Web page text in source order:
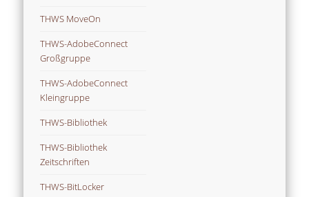
THWS MoveOn
THWS-AdobeConnect
Großgruppe
THWS-AdobeConnect
Kleingruppe
THWS-Bibliothek
THWS-Bibliothek
Zeitschriften
THWS-BitLocker